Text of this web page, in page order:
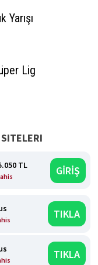
Lig
TL GİRİŞ
TIKLA
TIKLA